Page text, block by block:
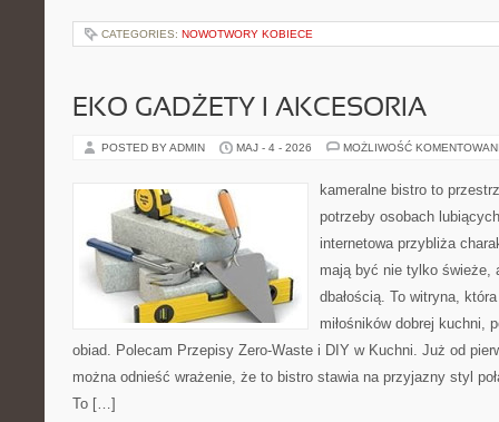
CATEGORIES: NOWOTWORY KOBIECE
EKO GADŻETY I AKCESORIA
POSTED BY ADMIN MAJ - 4 - 2026 MOŻLIWOŚĆ
kameralne bistro to
potrzeby osobach
internetowa przybliża
mają być nie tylko świeże,
dbałością. To witryna,
miłośników dobrej kuchni,
obiad. Polecam Przepisy Zero-Waste i DIY w Kuchni. Już od
można odnieść wrażenie, że to bistro stawia na przyjazny styl
To […]